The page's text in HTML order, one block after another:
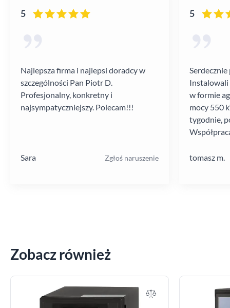
5
Najlepsza firma i najlepsi doradcy w
szczególności Pan Piotr D.
Profesjonalny, konkretny i
najsympatyczniejszy. Polecam!!!
Sara Zgłoś naruszenie
5
Instalowali
w formie
mocy 550
tygodnie,
tomasz m.
Zobacz również